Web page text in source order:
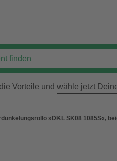
Vorteile und wähle jetzt
»DKL SK08 1085S«,